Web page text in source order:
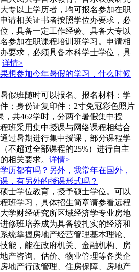
专以上学历者，均可报名参加在职
请相关证书者按照学位办要求，必
，具备一定工作经验。具备大专以
参加在职课程培训班学习。申请相
要求，必须具备本科学士学位，具
详情>
想参加今年暑假的学习，什么时候
假班随时可以报名。报名材料：学
；身份证复印件；2寸免冠彩色照片
，共462学时，分两个暑假集中授
班采用集中授课与网络课程相结合
过暑期进行集中授课，部分课程学
不超过全部课程的25%）进行自主
相关要求。 详情>
历都有吗？另外，我常年在国外，
，有另外的授课形式吗？
士学位教育，授予硕士学位。可以
班学习，具体招生简章请参看远程
学财经研究所区域经济学专业房地
修班培养成为具备较扎实的经济和
统掌握房地产经营管理基本理论、
能，能在政府机关、金融机构、房
产咨询、估价、物业管理等各类企
地产行政管理、住房保障、房地产